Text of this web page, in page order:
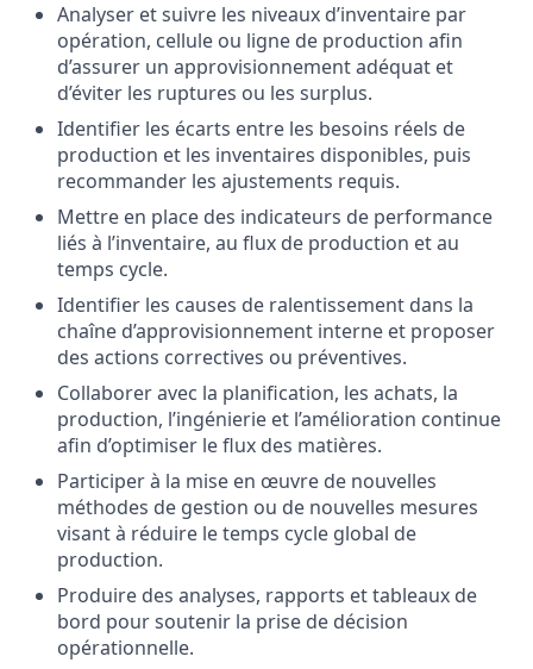
Analyser et suivre les niveaux d’inventaire par
opération, cellule ou ligne de production afin
d’assurer un approvisionnement adéquat et
d’éviter les ruptures ou les surplus.
Identifier les écarts entre les besoins réels de
production et les inventaires disponibles, puis
recommander les ajustements requis.
Mettre en place des indicateurs de performance
liés à l’inventaire, au flux de production et au
temps cycle.
Identifier les causes de ralentissement dans la
chaîne d’approvisionnement interne et proposer
des actions correctives ou préventives.
Collaborer avec la planification, les achats, la
production, l’ingénierie et l’amélioration continue
afin d’optimiser le flux des matières.
Participer à la mise en œuvre de nouvelles
méthodes de gestion ou de nouvelles mesures
visant à réduire le temps cycle global de
production.
Produire des analyses, rapports et tableaux de
bord pour soutenir la prise de décision
opérationnelle.